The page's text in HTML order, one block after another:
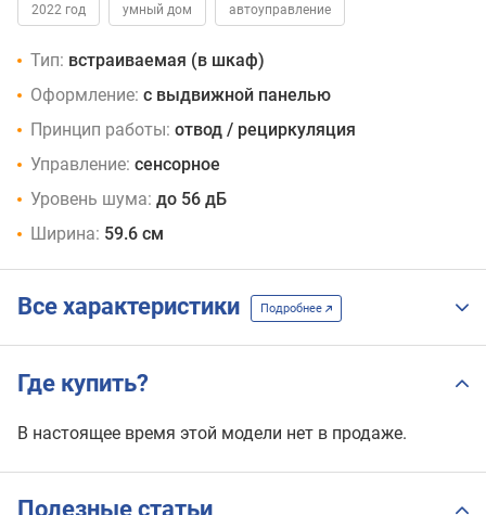
2022 год умный дом автоуправление
Тип: встраиваемая (в шкаф)
Оформление: с выдвижной панелью
Принцип работы: отвод / рециркуляция
Управление: сенсорное
Уровень шума: до 56 дБ
Ширина: 59.6 см
Все характеристики Подробнее
Где купить?
В настоящее время этой модели нет в продаже.
Полезные статьи